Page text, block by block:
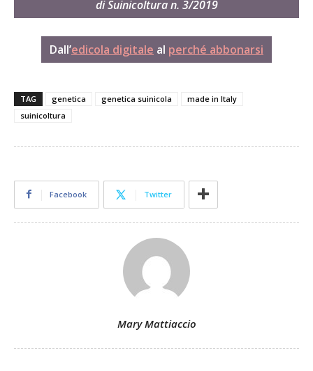
di Suinicoltura n. 3/2019
Dall’edicola digitale al perché abbonarsi
TAG genetica genetica suinicola
made in Italy
suinicoltura
Facebook Twitter
Mary Mattiaccio